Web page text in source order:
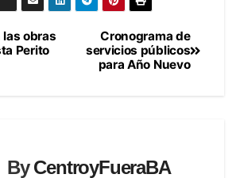
Cronograma de
servicios públicos
para Año Nuevo
obras
Perito
ByCentroyFueraBA